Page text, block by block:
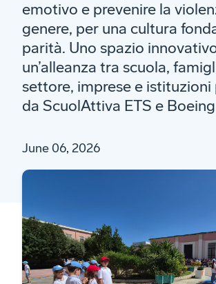
emotivo e prevenire la
genere, per una cultura
parità. Uno spazio
un’alleanza tra scuola,
settore, imprese e istituzioni
da ScuolAttiva ETS e
June 06, 2026